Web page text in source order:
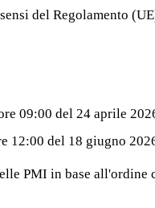
del Regolamento
09:00 del 24 aprile
12:00 del 18 giugno
PMI in base